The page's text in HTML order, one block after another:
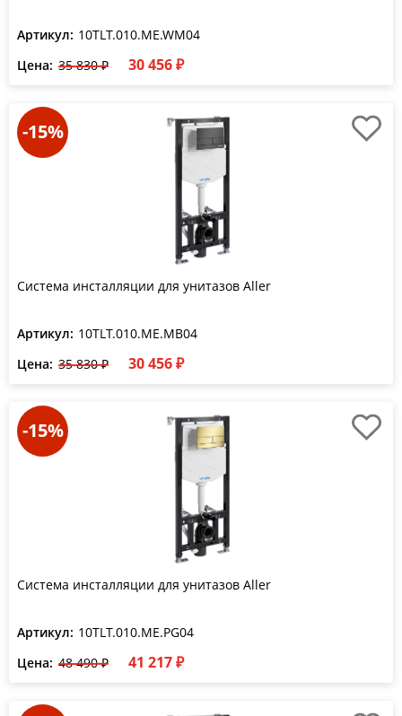
Артикул: 10TLT.010.ME.WM04
Цена: 35 830 ₽ 30 456 ₽
-15%
Система инсталляции для унитазов Aller
Артикул: 10TLT.010.ME.MB04
Цена: 35 830 ₽ 30 456 ₽
-15%
Система инсталляции для унитазов Aller
Артикул: 10TLT.010.ME.PG04
Цена: 48 490 ₽ 41 217 ₽